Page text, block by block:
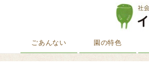
ごあんない 園の特色